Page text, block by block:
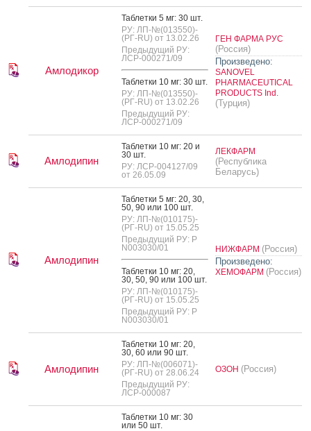
Амлодикор
Таб­летки 5 мг: 30 шт.
РУ: ЛП-№(013550)-
(РГ-RU) от 13.02.26
Предыдущий РУ:
ЛСР-000271/09
Таб­летки 10 мг: 30 шт.
РУ: ЛП-№(013550)-
(РГ-RU) от 13.02.26
Предыдущий РУ:
ЛСР-000271/09
ГЕН ФАРМА РУС
(Россия)
Произведено:
SANOVEL
PHARMACEUTICAL
PRODUCTS Ind.
(Турция)
Амлодипин
Таб­летки 10 мг: 20 и
30 шт.
РУ: ЛСР-004127/09
от 26.05.09
ЛЕКФАРМ
(Республика
Беларусь)
Амлодипин
Таб­летки 5 мг: 20, 30,
50, 90 или 100 шт.
РУ: ЛП-№(010175)-
(РГ-RU) от 15.05.25
Предыдущий РУ: Р
N003030/01
Таб­летки 10 мг: 20,
30, 50, 90 или 100 шт.
РУ: ЛП-№(010175)-
(РГ-RU) от 15.05.25
Предыдущий РУ: Р
N003030/01
НИЖФАРМ (Россия)
Произведено:
ХЕМОФАРМ (Россия)
Амлодипин
Таб­летки 10 мг: 20,
30, 60 или 90 шт.
РУ: ЛП-№(006071)-
(РГ-RU) от 28.06.24
Предыдущий РУ:
ЛСР-000087
ОЗОН (Россия)
Таб­летки 10 мг: 30
или 50 шт.